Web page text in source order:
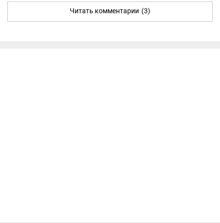
Читать комментарии (3)